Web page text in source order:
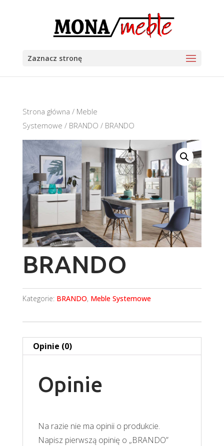
Zaznacz stronę
Strona główna / Meble
Systemowe / BRANDO / BRANDO
BRANDO
Kategorie: BRANDO, Meble Systemowe
Opinie (0)
Opinie
Na razie nie ma opinii o produkcie.
Napisz pierwszą opinię o „BRANDO”